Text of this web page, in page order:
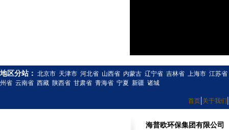
地区分站： 北京市 天津市 河北省 山西省 内蒙古 辽宁省 吉林省 上海市 江苏省
州省 云南省 西藏 陕西省 甘肃省 青海省 宁夏 新疆 诸城
首页|关于我们|
海普欧环保集团有限公司